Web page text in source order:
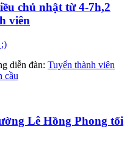
chủ nhật từ 4-7h,2
viên
diễn đàn: Tuyển thành viên
cầu
Lê Hồng Phong tối